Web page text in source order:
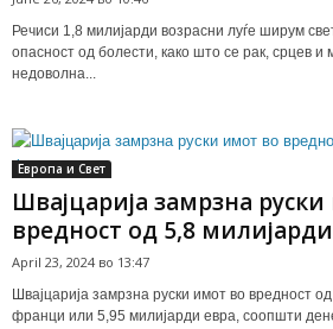
Речиси 1,8 милијарди возрасни луѓе ширум
опасност од болести, како што се рак, срцев и
недоволна...
Европа и Свет
Швајцарија замрзна
вредност од 5,8
April 23, 2024 во 13:47
Швајцарија замрзна руски имот во вредност
франци или 5,95 милијарди евра, соопшти